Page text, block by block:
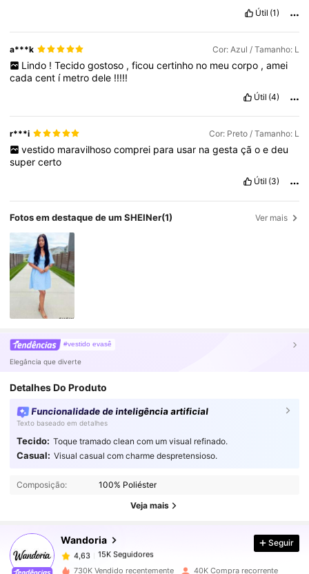
Útil (1)
a***k Cor: Azul / Tamanho: L
Lindo ! Tecido gostoso , ficou certinho no meu corpo , amei
cadacent í metrodele !!!!!
Útil (4)
r***i Cor: Preto / Tamanho: L
vestido maravilhoso comprei para usar na gesta çã o e deu
supercerto
Útil (3)
Fotos em destaque de um SHEINer(1) Ver mais
#vestido evasê
Elegância que diverte
Detalhes Do Produto
Funcionalidade de inteligência artificial
Texto baseado em detalhes
Tecido: Toque tramado clean com um visual refinado.
Casual: Visual casual com charme despretensioso.
Composição: 100% Poliéster
Veja mais
Wandoria
4,63 15K Seguidores
15K Seguidores
4,63
15K Seguidores
j***o
pago1 dia atrás
Seguir
730K Vendido recentemente 40K Compra recorrente